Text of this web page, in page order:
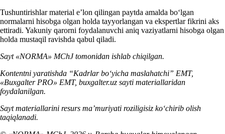
Tushuntirishlar material e’lon qilingan paytda amalda boʻlgan
normalarni hisobga olgan holda tayyorlangan va ekspertlar fikrini aks
ettiradi. Yakuniy qarorni foydalanuvchi aniq vaziyatlarni hisobga olgan
holda mustaqil ravishda qabul qiladi.
Sayt «NORMA» MChJ tomonidan ishlab chiqilgan.
Kontentni yaratishda “Kadrlar boʻyicha maslahatchi” EMT,
«Buxgalter PRO» EMT, buxgalter.uz sayti materiallaridan
foydalanilgan.
Sayt materiallarini resurs ma’muriyati roziligisiz koʻchirib olish
taqiqlanadi.